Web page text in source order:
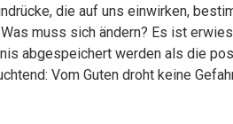
die auf uns einwirken,
muss sich ändern? Es ist
abgespeichert werden als die
Vom Guten droht keine